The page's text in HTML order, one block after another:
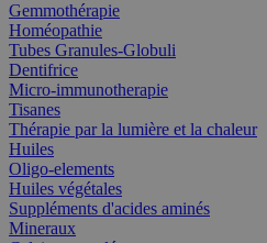
Gemmothérapie
Homéopathie
Tubes Granules-Globuli
Dentifrice
Micro-immunotherapie
Tisanes
Thérapie par la lumière et la chaleur
Huiles
Oligo-elements
Huiles végétales
Suppléments d'acides aminés
Mineraux